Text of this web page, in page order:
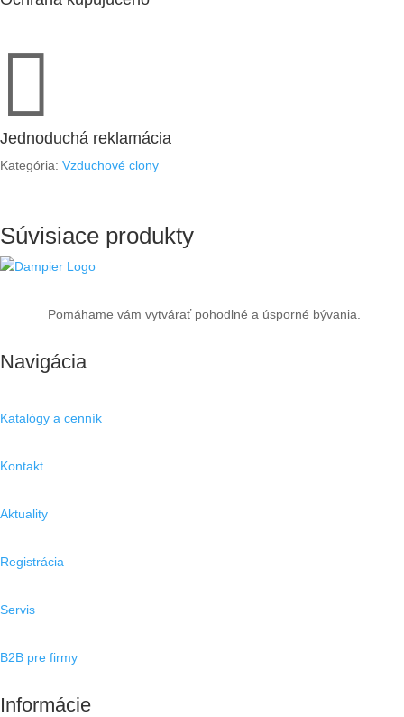

Jednoduchá reklamácia
Kategória: Vzduchové clony
Súvisiace produkty
Pomáhame vám vytvárať pohodlné a úsporné bývania.
Navigácia
Katalógy a cenník
Kontakt
Aktuality
Registrácia
Servis
B2B pre firmy
Informácie